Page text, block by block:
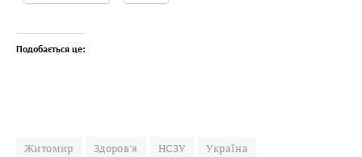
Подобається це:
Житомир Здоров'я НСЗУ Україна